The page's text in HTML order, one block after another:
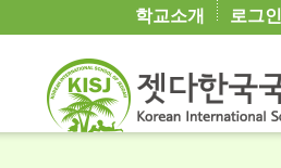
학교소개 로그인
교직원소개
교가
학교일정
학교소식
교직원 연수
제규정
각종양식
학생·학부모마당
학생·학부모마당
칭찬합시다
소통창구
상담코너
학교행정정보
학교행정정보
학교운영위원회
동영상게시판